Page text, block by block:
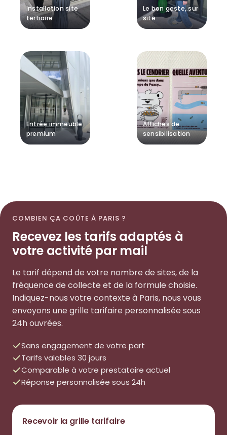
Installation site
tertiaire
Le bon geste, sur
site
Entrée immeuble
premium
Affiches de
sensibilisation
COMBIEN ÇA COÛTE À PARIS ?
Recevez les tarifs adaptés à
votre activité par mail
Le tarif dépend de votre nombre de sites, de la
fréquence de collecte et de la formule choisie.
Indiquez-nous votre contexte à Paris, nous vous
envoyons une grille tarifaire personnalisée sous
24h ouvrées.
Sans engagement de votre part
Tarifs valables 30 jours
Comparable à votre prestataire actuel
Réponse personnalisée sous 24h
Recevoir la grille tarifaire